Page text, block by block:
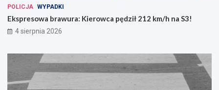
POLICJA WYPADKI
Ekspresowa brawura: Kierowca pędził 212 km/h na S3!
4 sierpnia 2026